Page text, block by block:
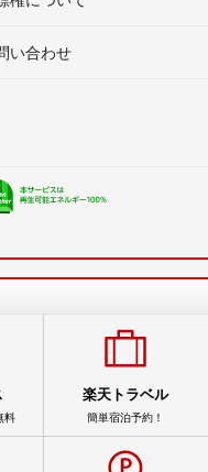
い合わせ
料
楽天トラベル
簡単宿泊予約！